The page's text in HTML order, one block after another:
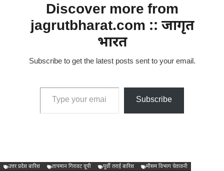
Discover more from
jagrutbharat.com :: जागृत
भारत
Subscribe to get the latest posts sent to your email.
Type your email…
Subscribe
उत्तर प्रदेश बारिश तापमान गिरावट यूपी पूर्वी तराई बारिश मौसम विभाग चेतावनी